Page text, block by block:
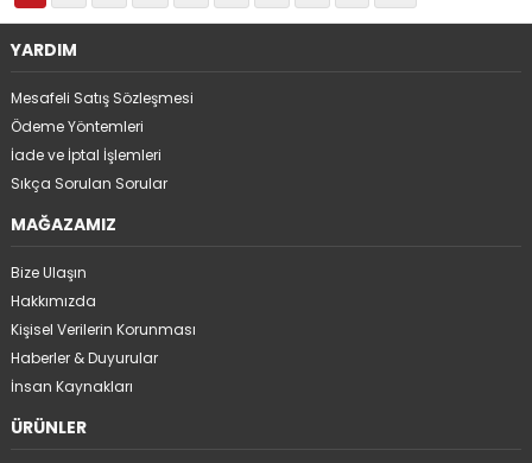
YARDIM
Mesafeli Satış Sözleşmesi
Ödeme Yöntemleri
İade ve İptal İşlemleri
Sıkça Sorulan Sorular
MAĞAZAMIZ
Bize Ulaşın
Hakkımızda
Kişisel Verilerin Korunması
Haberler & Duyurular
İnsan Kaynakları
ÜRÜNLER